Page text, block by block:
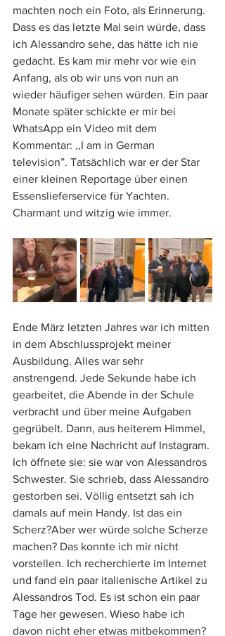
machten noch ein Foto, als Erinnerung.
Dass es das letzte Mal sein würde, dass
ich Alessandro sehe, das hätte ich nie
gedacht. Es kam mir mehr vor wie ein
Anfang, als ob wir uns von nun an
wieder häufiger sehen würden. Ein paar
Monate später schickte er mir bei
WhatsApp ein Video mit dem
Kommentar: ,,I am in German
television”. Tatsächlich war er der Star
einer kleinen Reportage über einen
Essenslieferservice für Yachten.
Charmant und witzig wie immer.
Ende März letzten Jahres war ich mitten
in dem Abschlussprojekt meiner
Ausbildung. Alles war sehr
anstrengend. Jede Sekunde habe ich
gearbeitet, die Abende in der Schule
verbracht und über meine Aufgaben
gegrübelt. Dann, aus heiterem Himmel,
bekam ich eine Nachricht auf Instagram.
Ich öffnete sie: sie war von Alessandros
Schwester. Sie schrieb, dass Alessandro
gestorben sei. Völlig entsetzt sah ich
damals auf mein Handy. Ist das ein
Scherz?Aber wer würde solche Scherze
machen? Das konnte ich mir nicht
vorstellen. Ich recherchierte im Internet
und fand ein paar italienische Artikel zu
Alessandros Tod. Es ist schon ein paar
Tage her gewesen. Wieso habe ich
davon nicht eher etwas mitbekommen?